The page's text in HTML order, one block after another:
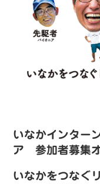
いなかインター
ア 参加者募集
いなかをつなぐ